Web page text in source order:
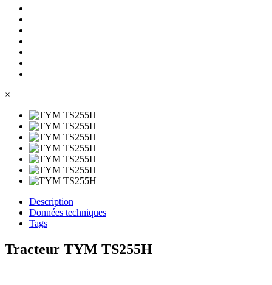
×
Description
Données techniques
Tags
Tracteur TYM TS255H